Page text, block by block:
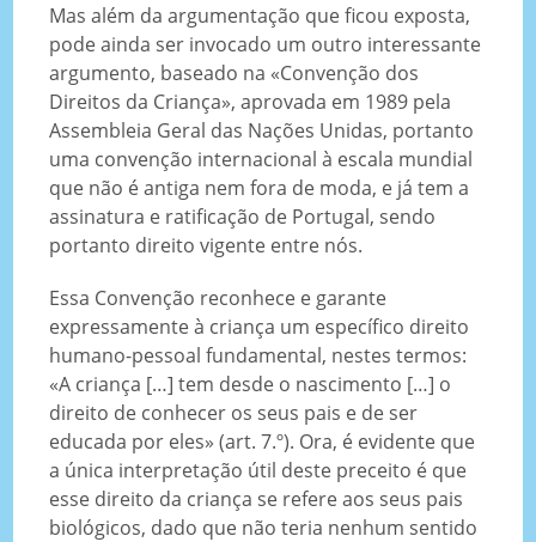
Mas além da argumentação que ficou exposta,
pode ainda ser invocado um outro interessante
argumento, baseado na «Convenção dos
Direitos da Criança», aprovada em 1989 pela
Assembleia Geral das Nações Unidas, portanto
uma convenção internacional à escala mundial
que não é antiga nem fora de moda, e já tem a
assinatura e ratificação de Portugal, sendo
portanto direito vigente entre nós.
Essa Convenção reconhece e garante
expressamente à criança um específico direito
humano-pessoal fundamental, nestes termos:
«A criança […] tem desde o nascimento […] o
direito de conhecer os seus pais e de ser
educada por eles» (art. 7.º). Ora, é evidente que
a única interpretação útil deste preceito é que
esse direito da criança se refere aos seus pais
biológicos, dado que não teria nenhum sentido